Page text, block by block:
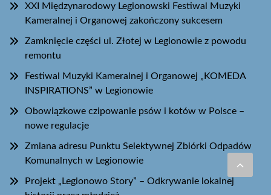
XXI Międzynarodowy Legionowski Festiwal Muzyki
Kameralnej i Organowej zakończony sukcesem
Zamknięcie części ul. Złotej w Legionowie z powodu
remontu
Festiwal Muzyki Kameralnej i Organowej „KOMEDA
INSPIRATIONS” w Legionowie
Obowiązkowe czipowanie psów i kotów w Polsce –
nowe regulacje
Zmiana adresu Punktu Selektywnej Zbiórki Odpadów
Komunalnych w Legionowie
Projekt „Legionowo Story” – Odkrywanie lokalnej